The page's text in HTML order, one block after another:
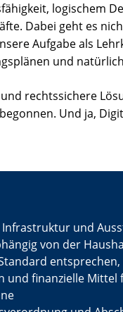
logischem
Dabei geht es
Aufgabe als
und
rechtssichere
Und ja,
und
von der
und finanzielle